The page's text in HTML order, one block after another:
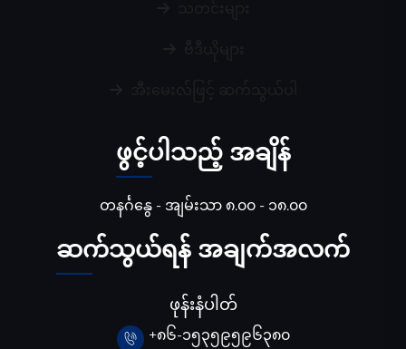
ဖွင့်ပါသည့် အချိန်
တနင်္ဂနွေ - အျမ်းသာ ၈.၀၀ - ၁၈.၀၀
ဆက်သွယ်ရန် အချက်အလက်
ဖုန်းနံပါတ်
+၈၆-၁၅၃၅၉၅၉၆၃၈၀